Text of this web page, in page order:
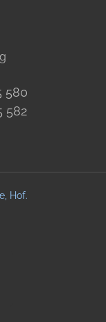
580
582
Hof.